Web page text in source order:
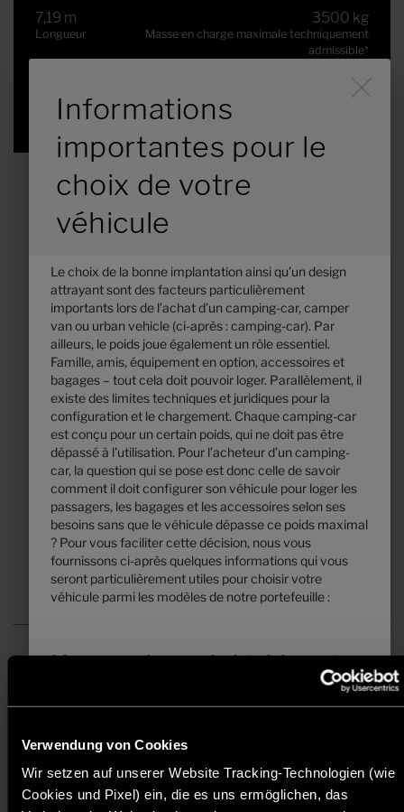
Verwendung von Cookies
Wir setzen auf unserer Website Tracking-Technologien (wie
Cookies und Pixel) ein, die es uns ermöglichen, das
7,19 m
Longueur
3500 kg
Masse en charge maximale techniquement
admissible*
Modèle sélectionné
Hymer B-MC T 680
125 125,– €
A partir de
2 - 5
Couchages
7,39 m
Longueur
3500 kg
Masse en charge maximale techniquement
admissible
Sélectionner ce modèle
Prix recommandés, sans engagement, basés sur les tarifs valables pour
concessionnaire agréé pour connaître les prix en vigueur dans votre
* En ce qui concerne la masse en ordre de marche indiquée, il s’agit d’une
valeur standard définie dans la procédure de réception par type. En
Durch Scrolling wird der
Informations
importantes pour le
choix de votre
véhicule
Le choix de la bonne implantation ainsi qu’un design
attrayant sont des facteurs particulièrement
importants lors de l’achat d’un camping-car, camper
van ou urban vehicle (ci-après : camping-car). Par
ailleurs, le poids joue également un rôle essentiel.
Famille, amis, équipement en option, accessoires et
bagages – tout cela doit pouvoir loger. Parallèlement, il
existe des limites techniques et juridiques pour la
configuration et le chargement. Chaque camping-car
est conçu pour un certain poids, qui ne doit pas être
dépassé à l’utilisation. Pour l’acheteur d’un camping-
car, la question qui se pose est donc celle de savoir
comment il doit configurer son véhicule pour loger les
passagers, les bagages et les accessoires selon ses
besoins sans que le véhicule dépasse ce poids maximal
? Pour vous faciliter cette décision, nous vous
fournissons ci-après quelques informations qui vous
seront particulièrement utiles pour choisir votre
véhicule parmi les modèles de notre portefeuille :
1. La masse en charge maximale techniquement
cette limite pouvant varier d’une implantation à l’autre
(par ex. 3 500 kg, 4 400 kg). Vous trouverez
l’indication correspondante pour chaque implantation
dans les caractéristiques techniques.